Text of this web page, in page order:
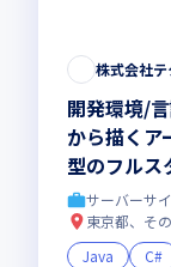
開発環境/
から描くア
型のフルス
直取引・最
利厚生◎
サーバーサ
東京都、そ
Java
C#